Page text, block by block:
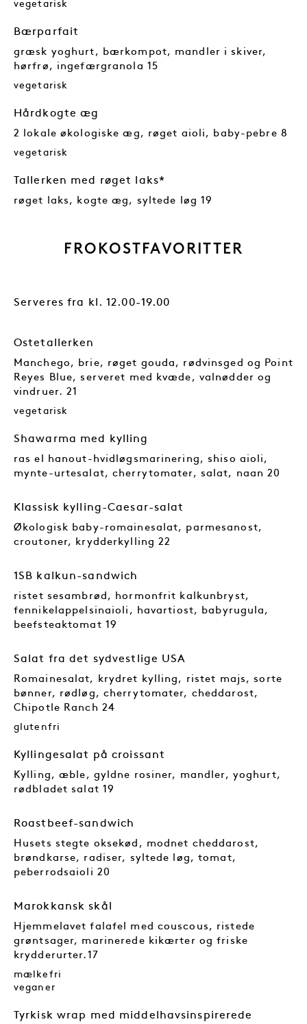
vegetarisk
Bærparfait
græsk yoghurt, bærkompot, mandler i skiver,
hørfrø, ingefærgranola 15
vegetarisk
Hårdkogte æg
2 lokale økologiske æg, røget aioli, baby-pebre 8
vegetarisk
Tallerken med røget laks*
røget laks, kogte æg, syltede løg 19
FROKOSTFAVORITTER
Serveres fra kl. 12.00-19.00
Ostetallerken
Manchego, brie, røget gouda, rødvinsged og Point
Reyes Blue, serveret med kvæde, valnødder og
vindruer. 21
vegetarisk
Shawarma med kylling
ras el hanout-hvidløgsmarinering, shiso aioli,
mynte-urtesalat, cherrytomater, salat, naan 20
Klassisk kylling-Caesar-salat
Økologisk baby-romainesalat, parmesanost,
croutoner, krydderkylling 22
1SB kalkun-sandwich
ristet sesambrød, hormonfrit kalkunbryst,
fennikelappelsinaioli, havartiost, babyrugula,
beefsteaktomat 19
Salat fra det sydvestlige USA
Romainesalat, krydret kylling, ristet majs, sorte
bønner, rødløg, cherrytomater, cheddarost,
Chipotle Ranch 24
glutenfri
Kyllingesalat på croissant
Kylling, æble, gyldne rosiner, mandler, yoghurt,
rødbladet salat 19
Roastbeef-sandwich
Husets stegte oksekød, modnet cheddarost,
brøndkarse, radiser, syltede løg, tomat,
peberrodsaioli 20
Marokkansk skål
Hjemmelavet falafel med couscous, ristede
grøntsager, marinerede kikærter og friske
krydderurter.17
mælkefri
veganer
Tyrkisk wrap med middelhavsinspirerede